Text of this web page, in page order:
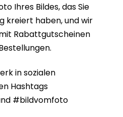
Ihres Bildes, das Sie
kreiert haben, und wir
Rabattgutscheinen
in sozialen
Hashtags
#bildvomfoto